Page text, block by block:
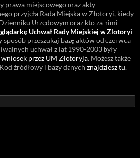
prawa miejscowego oraz akty
przyjęła Rada Miejska w Złotoryi, kiedy
Urzędowym oraz kto za nimi
Uchwał Rady Miejskiej w Zlotoryi
przeszukaj bazę aktów od czerwca
uchwał z lat 1990-2003 były
przez UM Złotoryja. Możesz także
źródłowy i bazy danych znajdziesz tu.